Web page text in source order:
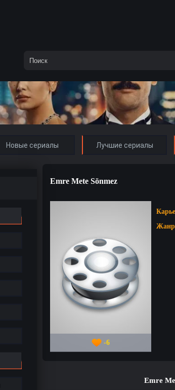
Новые сериалы Лучшие сериалы
Emre Mete Sönmez
-6
Emre